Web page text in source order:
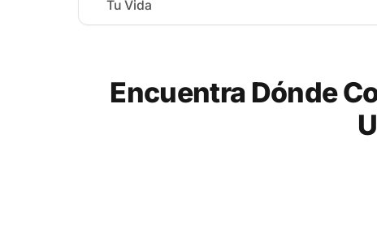
Tu Vida
Encuentra Dónde